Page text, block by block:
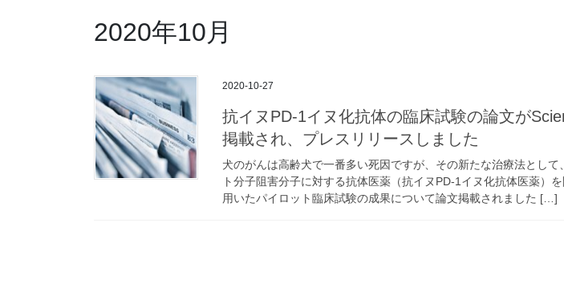
2020年10月
2020-10-27
抗イヌPD-1イヌ化抗体の臨床試験の論文が
掲載され、プレスリリースしました
犬のがんは高齢犬で一番多い死因ですが、その新たな治療法として
ト分子阻害分子に対する抗体医薬（抗イヌPD-1イヌ化抗体医薬）
用いたパイロット臨床試験の成果について論文掲載されました […]